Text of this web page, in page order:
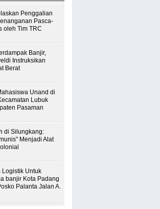
Penggalian
Pasca-
oleh Tim TRC
Banjir,
Instruksikan
Berat
Unand di
Lubuk
Pasaman
di Silungkang:
Menjadi Alat
Logistik Untuk
banjir Kota Padang
Palanta Jalan A.